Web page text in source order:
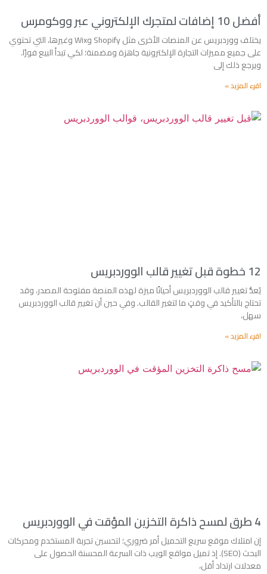
أفضل 10 إضافات لمتجرك الإلكتروني عبر ووكومرس
يختلف ووردبريس عن المنصات الأخرى مثل Shopify وWix وغيرها، التي تحتوي
على جميع مميزات التجارة الإلكترونية جاهزة ومضمنة؛ لكي تبدأ البيع فورًا.
ويرجع ذلك إلى
اقرء المزيد »
12 خطوة قبل تغيير قالب الووردبريس
يُعدُّ تغيير قالب الووردبريس أحيانًا ميزة لهذه المنصة مفتوحة المصدر، وقد
تحتاج بالتأكيد في وقتٍ ما لتغير القالب. وفي حين أن تغيير قالب الووردبريس
سهل،
اقرء المزيد »
4 طرق لمسح ذاكرة التخزين المؤقت في الووردبريس
إن امتلاك موقع سريع التحميل أمر ضروري؛ لتحسين تجربة المستخدم ومحركات
البحث (SEO). إذ تميل مواقع الويب ذات السرعة المحسنة الحصول على
معدلات ارتداد أقل،